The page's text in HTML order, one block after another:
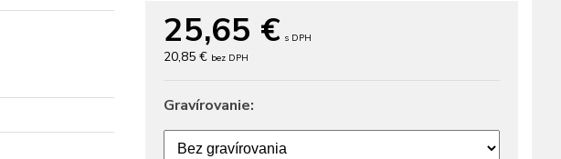
25,65 € s DPH
20,85 € bez DPH
Gravírovanie: